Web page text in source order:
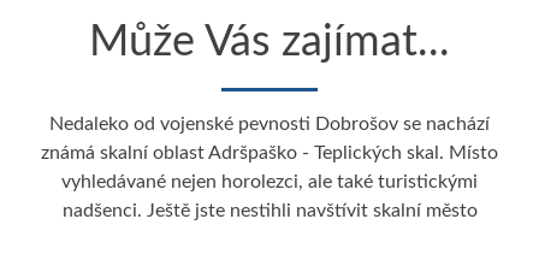
Může Vás zajímat...
Nedaleko od vojenské pevnosti Dobrošov se nachází
známá skalní oblast Adršpaško - Teplických skal. Místo
vyhledávané nejen horolezci, ale také turistickými
nadšenci. Ještě jste nestihli navštívit skalní město